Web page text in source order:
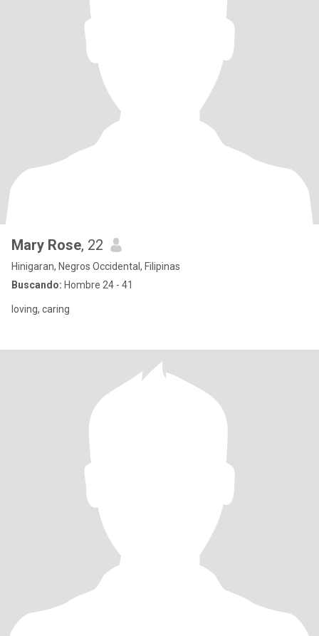
Mary Rose, 22
Hinigaran, Negros Occidental, Filipinas
Buscando: Hombre 24 - 41
loving, caring